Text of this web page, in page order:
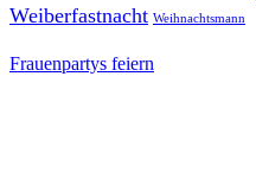
Weiberfastnacht Weihnachtsmann
Frauenpartys feiern